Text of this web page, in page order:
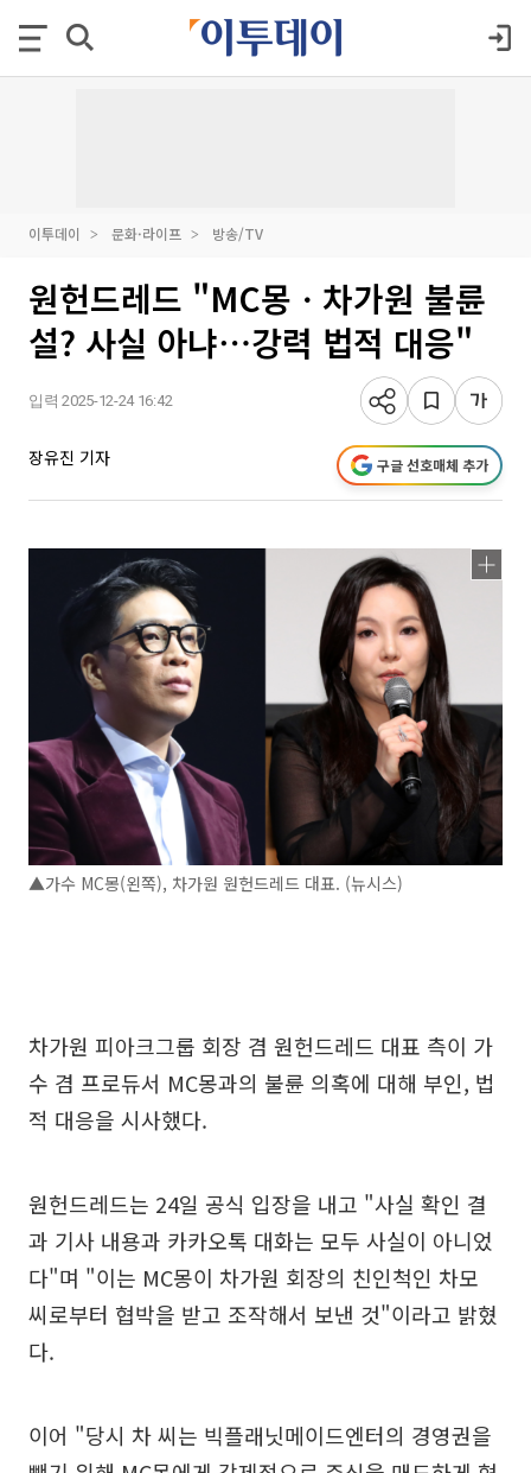
이투데이 문화·라이프 방송/TV
원헌드레드 "MC몽ㆍ차가원 불륜
설? 사실 아냐⋯강력 법적 대응"
입력 2025-12-24 16:42
장유진 기자 구글 선호매체 추가
▲가수 MC몽(왼쪽), 차가원 원헌드레드 대표. (뉴시스)
차가원 피아크그룹 회장 겸 원헌드레드 대표 측이 가
수 겸 프로듀서 MC몽과의 불륜 의혹에 대해 부인, 법
적 대응을 시사했다.
원헌드레드는 24일 공식 입장을 내고 "사실 확인 결
과 기사 내용과 카카오톡 대화는 모두 사실이 아니었
다"며 "이는 MC몽이 차가원 회장의 친인척인 차모
씨로부터 협박을 받고 조작해서 보낸 것"이라고 밝혔
다.
이어 "당시 차 씨는 빅플래닛메이드엔터의 경영권을